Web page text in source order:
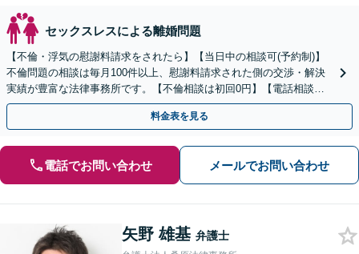
セックスレスによる離婚問題
【不倫・浮気の慰謝料請求をされたら】【当日中の相談可(予約制)】
不倫問題の相談は毎月100件以上、慰謝料請求された側の交渉・解決
実績が豊富な法律事務所です。【不倫相談は初回0円】【電話相談で
ご契約まで対応可/来所不要】
料金表を見る
電話でお問い合わせ メールでお問い合わせ
矢野 雄基 弁護士